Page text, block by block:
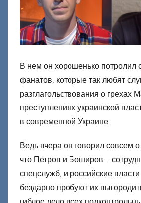
о
е
ц
к
и
В нем он хорошенько потролил
фанатов, которые так любят
разглагольствования о грехах
преступлениях украинской
в современной Украине.
Ведь вчера он говорил совсем
что Петров и Боширов –
спецслужб, и российские
бездарно пробуют их